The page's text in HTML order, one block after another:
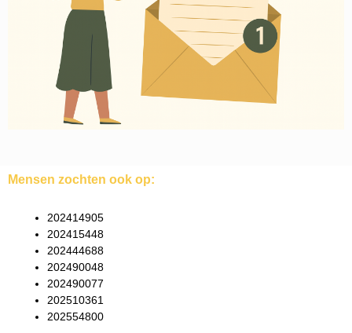
Mensen zochten ook op:
202414905
202415448
202444688
202490048
202490077
202510361
202554800